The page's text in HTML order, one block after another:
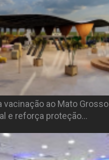
vacinação ao Mato Grosso
e reforça proteção…